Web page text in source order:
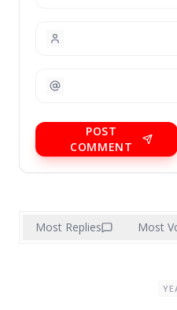
POST
COMMENT
Most Replies